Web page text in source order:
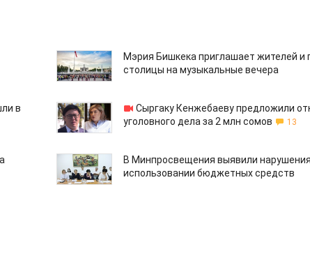
Мэрия Бишкека приглашает жителей и
столицы на музыкальные вечера
в
Сыргаку Кенжебаеву предложили
уголовного дела за 2 млн сомов
13
В Минпросвещения выявили
использовании бюджетных средств